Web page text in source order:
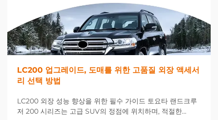
LC200 업그레이드, 도매를 위한 고품질 외장 액세서
리 선택 방법
LC200 외장 성능 향상을 위한 필수 가이드 토요타 랜드크루
저 200 시리즈는 고급 SUV의 정점에 위치하며, 적절한